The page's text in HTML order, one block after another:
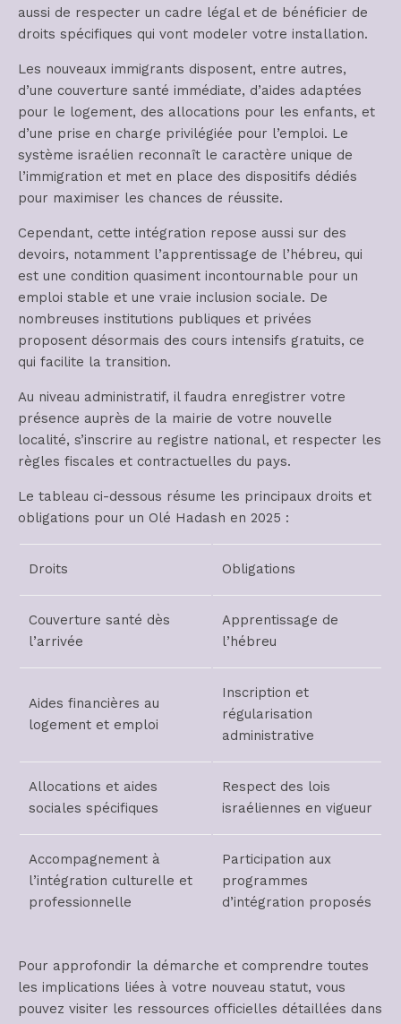
aussi de respecter un cadre légal et de bénéficier de
droits spécifiques qui vont modeler votre installation.
Les nouveaux immigrants disposent, entre autres,
d’une couverture santé immédiate, d’aides adaptées
pour le logement, des allocations pour les enfants, et
d’une prise en charge privilégiée pour l’emploi. Le
système israélien reconnaît le caractère unique de
l’immigration et met en place des dispositifs dédiés
pour maximiser les chances de réussite.
Cependant, cette intégration repose aussi sur des
devoirs, notamment l’apprentissage de l’hébreu, qui
est une condition quasiment incontournable pour un
emploi stable et une vraie inclusion sociale. De
nombreuses institutions publiques et privées
proposent désormais des cours intensifs gratuits, ce
qui facilite la transition.
Au niveau administratif, il faudra enregistrer votre
présence auprès de la mairie de votre nouvelle
localité, s’inscrire au registre national, et respecter les
règles fiscales et contractuelles du pays.
Le tableau ci-dessous résume les principaux droits et
obligations pour un Olé Hadash en 2025 :
Droits Obligations
Couverture santé dès
l’arrivée
Apprentissage de
l’hébreu
Aides financières au
logement et emploi
Inscription et
régularisation
administrative
Allocations et aides
sociales spécifiques
Respect des lois
israéliennes en vigueur
Accompagnement à
l’intégration culturelle et
professionnelle
Participation aux
programmes
d’intégration proposés
Pour approfondir la démarche et comprendre toutes
les implications liées à votre nouveau statut, vous
pouvez visiter les ressources officielles détaillées dans